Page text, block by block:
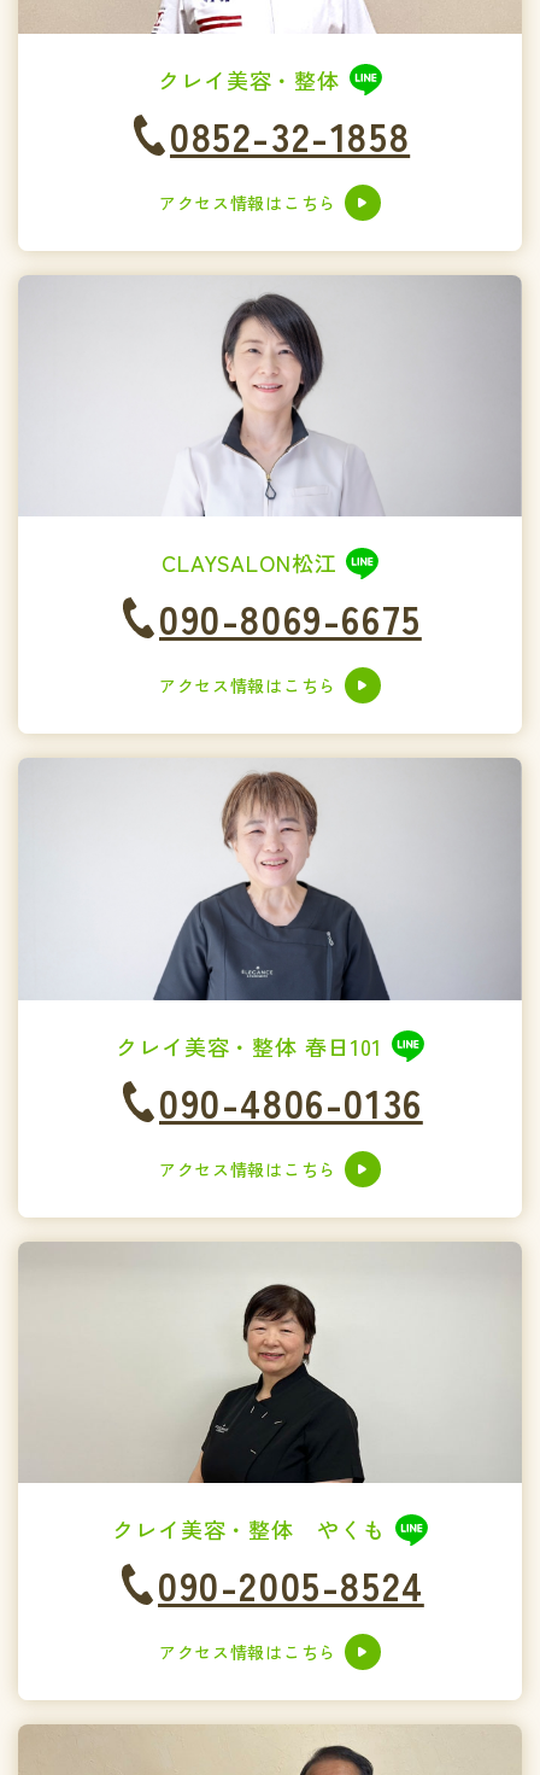
クレイ美容・整体
0852-32-1858
アクセス情報はこちら
CLAYSALON松江
090-8069-6675
アクセス情報はこちら
クレイ美容・整体 春日101
090-4806-0136
アクセス情報はこちら
クレイ美容・整体 やくも
090-2005-8524
アクセス情報はこちら